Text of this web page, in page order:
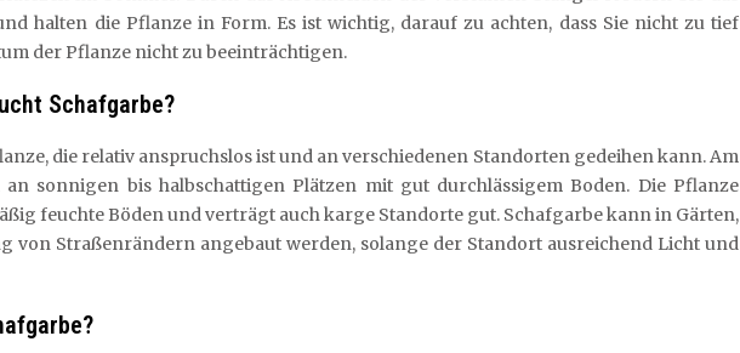
halten die Pflanze in Form. Es ist wichtig, darauf zu achten, dass Sie nicht zu tief
der Pflanze nicht zu beeinträchtigen.
Schafgarbe?
die relativ anspruchslos ist und an verschiedenen Standorten gedeihen kann. Am
an sonnigen bis halbschattigen Plätzen mit gut durchlässigem Boden. Die Pflanze
feuchte Böden und verträgt auch karge Standorte gut. Schafgarbe kann in Gärten,
von Straßenrändern angebaut werden, solange der Standort ausreichend Licht und